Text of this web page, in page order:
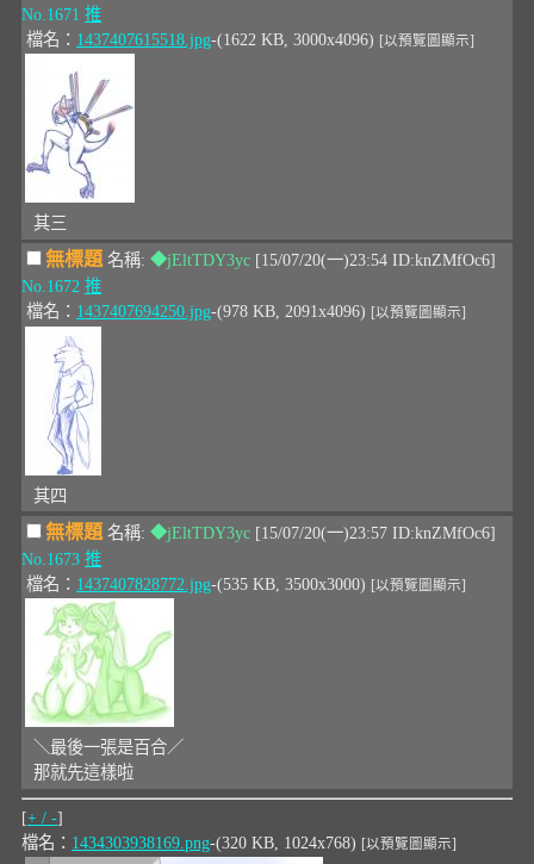
No.1671 推
檔名： 1437407615518.jpg-(1622 KB, 3000x4096) [以預覽圖顯示]
其三
無標題名稱: ◆jEltTDY3yc [15/07/20(一)23:54 ID:knZMfOc6]
No.1672 推
檔名： 1437407694250.jpg-(978 KB, 2091x4096) [以預覽圖顯示]
其四
無標題 名稱: ◆jEltTDY3yc [15/07/20(一)23:57 ID:knZMfOc6]
No.1673 推
檔名： 1437407828772.jpg-(535 KB, 3500x3000) [以預覽圖顯示]
＼最後一張是百合／
那就先這樣啦
[+ / -]
檔名： 1434303938169.png-(320 KB, 1024x768) [以預覽圖顯示]